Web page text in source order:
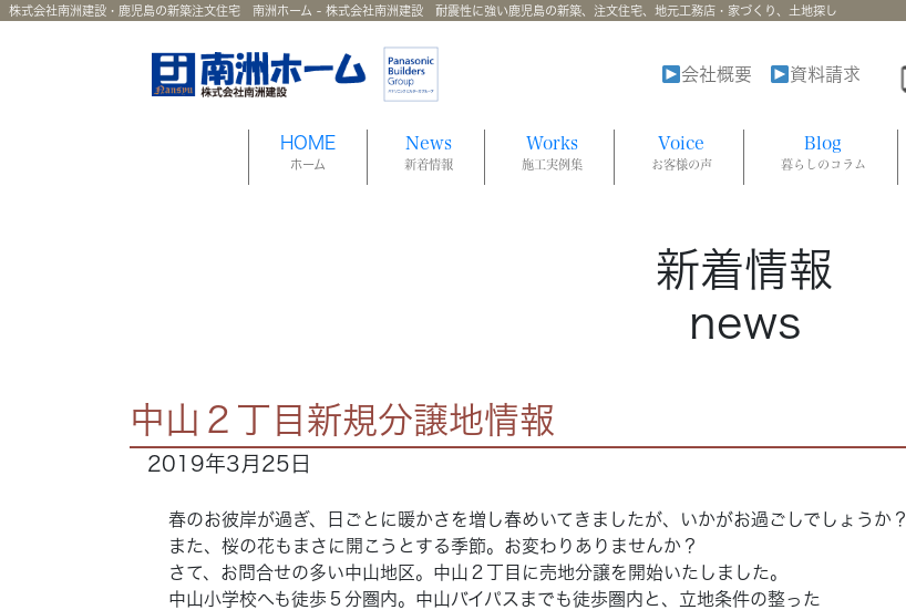
株式会社南洲建設・鹿児島の新築注文住宅 南洲ホーム - 株式会社南洲建設 耐震性に強い鹿児島の新築、注文住宅、地元工務店・家づくり、土地探し
会社概要 資料請求
HOME
ホーム
News
新着情報
Works
施工実例集
Voice
お客様の声
Blog
暮らしのコラム
新着情報
news
中山２丁目新規分譲地情報
2019年3月25日
春のお彼岸が過ぎ、日ごとに暖かさを増し春めいてきましたが、いかがお過ごしでしょうか？
また、桜の花もまさに開こうとする季節。お変わりありませんか？
さて、お問合せの多い中山地区。中山２丁目に売地分譲を開始いたしました。
中山小学校へも徒歩５分圏内。中山バイパスまでも徒歩圏内と、立地条件の整った